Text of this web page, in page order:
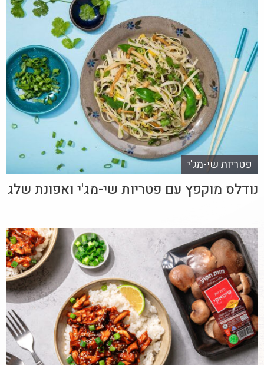
פטריות שי-מג'י
נודלס מוקפץ עם פטריות שי-מג'י ואפונת שלג